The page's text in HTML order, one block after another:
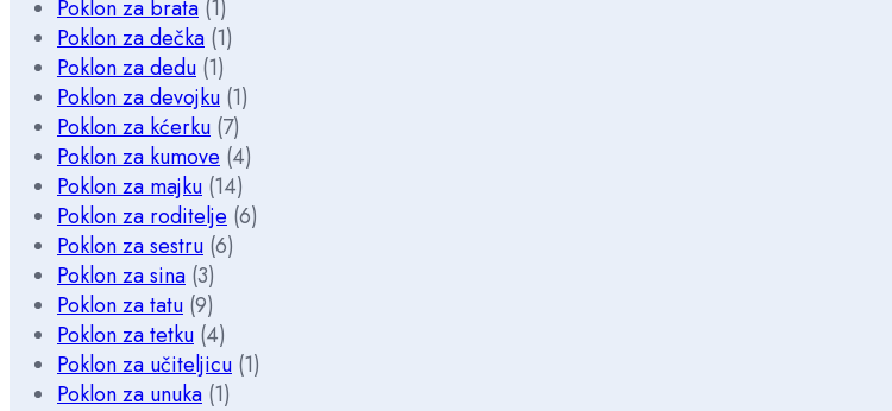
Poklon za brata (1)
Poklon za dečka (1)
Poklon za dedu (1)
Poklon za devojku (1)
Poklon za kćerku (7)
Poklon za kumove (4)
Poklon za majku (14)
Poklon za roditelje (6)
Poklon za sestru (6)
Poklon za sina (3)
Poklon za tatu (9)
Poklon za tetku (4)
Poklon za učiteljicu (1)
Poklon za unuka (1)